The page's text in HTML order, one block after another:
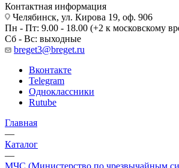
Контактная информация
Челябинск, ул. Кирова 19, оф. 906
Пн - Пт: 9.00 - 18.00 (+2 к московскому
Сб - Вс: выходные
breget3@breget.ru
Вконтакте
Telegram
Одноклассники
Rutube
Главная
—
Каталог
—
МЧС (Министерство по чрезвычайным